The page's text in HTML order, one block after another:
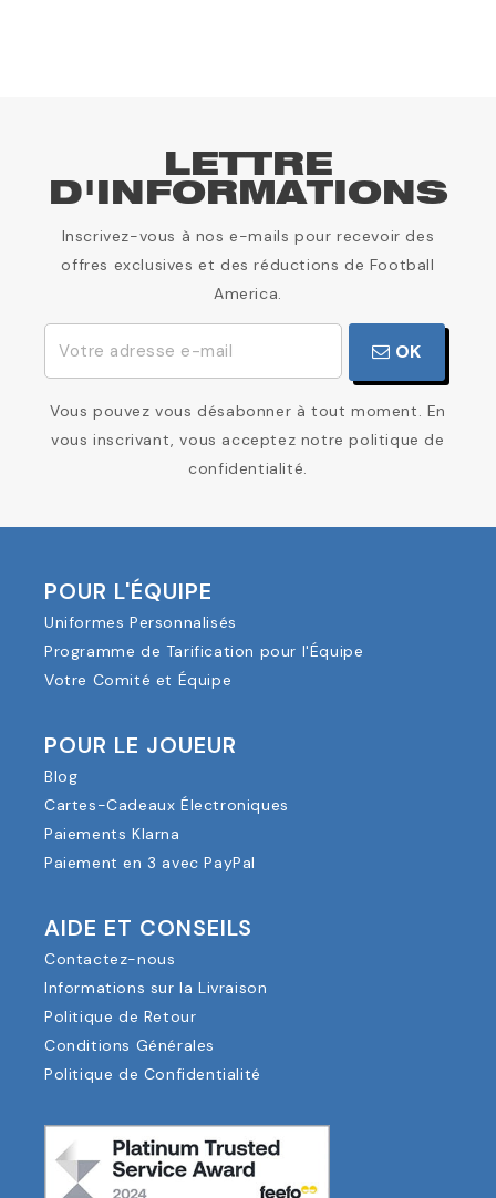
LETTRE
D'INFORMATIONS
Inscrivez-vous à nos e-mails pour recevoir des
offres exclusives et des réductions de Football
America.
OK
Vous pouvez vous désabonner à tout moment. En
vous inscrivant, vous acceptez notre politique de
confidentialité.
POUR L'ÉQUIPE
Uniformes Personnalisés
Programme de Tarification pour l'Équipe
Votre Comité et Équipe
POUR LE JOUEUR
Blog
Cartes-Cadeaux Électroniques
Paiements Klarna
Paiement en 3 avec PayPal
AIDE ET CONSEILS
Contactez-nous
Informations sur la Livraison
Politique de Retour
Conditions Générales
Politique de Confidentialité